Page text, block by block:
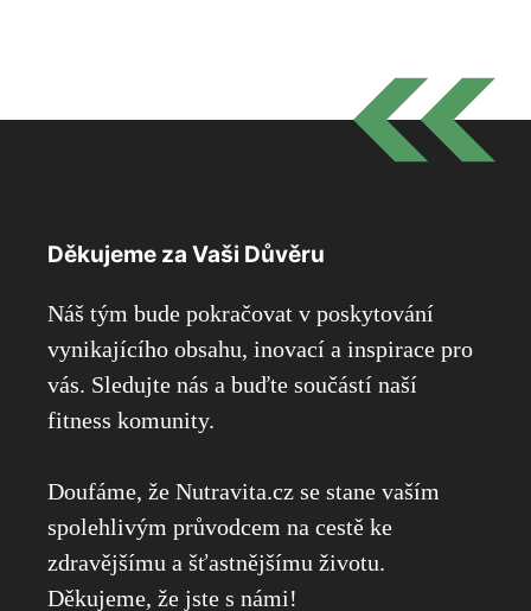
Děkujeme za Vaši Důvěru
Náš tým bude pokračovat v poskytování
vynikajícího obsahu, inovací a inspirace pro
vás. Sledujte nás a buďte součástí naší
fitness komunity.
Doufáme, že Nutravita.cz se stane vaším
spolehlivým průvodcem na cestě ke
zdravějšímu a šťastnějšímu životu.
Děkujeme, že jste s námi!